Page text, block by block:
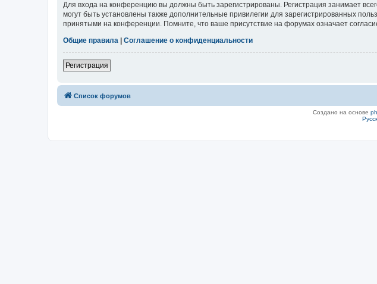
Для входа на конференцию вы должны быть зарегистрированы. Регистрация занимает
могут быть установлены также дополнительные привилегии для зарегистрированных
принятыми на конференции. Помните, что ваше присутствие на форумах означает
Общие правила
Соглашение о конфиденциальности
Регистрация
Список форумов
Создано на основе